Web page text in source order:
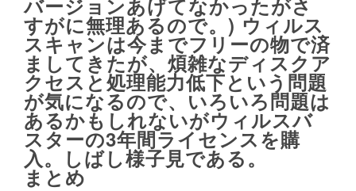
バージョンあげてなかったがさ
すがに無理あるので。) ウィルス
スキャンは今までフリーの物で済
ましてきたが、煩雑なディスクア
クセスと処理能力低下という問題
が気になるので、いろいろ問題は
あるかもしれないがウィルスバ
スターの3年間ライセンスを購
入。しばし様子見である。
まとめ